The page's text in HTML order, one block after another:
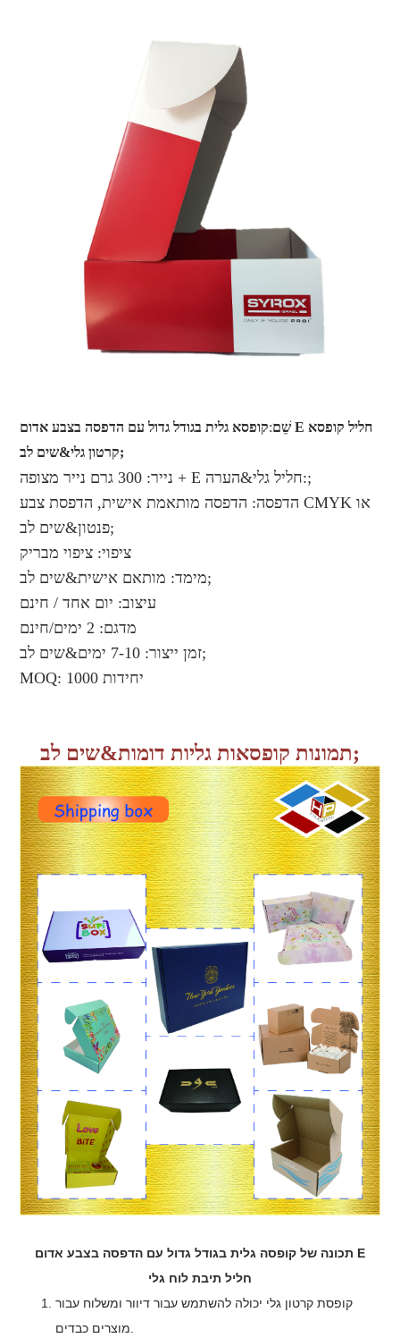
שֵׁם:קופסא גלית בגודל גדול עם הדפסה בצבע אדום E חליל קופסא
קרטון גלי&שים לב;
נייר: 300 גרם נייר מצופה + E חליל גלי&הערה:;
הדפסה: הדפסה מותאמת אישית, הדפסת צבע CMYK או
פנטון&שים לב;
ציפוי: ציפוי מבריק
מימד: מותאם אישית&שים לב;
עיצוב: יום אחד / חינם
מדגם: 2 ימים/חינם
זמן ייצור: 7-10 ימים&שים לב;
MOQ: 1000 יחידות
תמונות קופסאות גליות דומות&שים לב;
תכונה של קופסה גלית בגודל גדול עם הדפסה בצבע אדום E
חליל תיבת לוח גלי
קופסת קרטון גלי יכולה להשתמש עבור דיוור ומשלוח עבור
מוצרים כבדים.